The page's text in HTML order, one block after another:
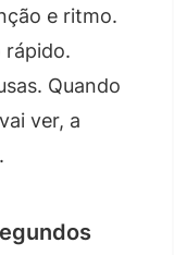
e ritmo.
rápido.
Quando
ver, a